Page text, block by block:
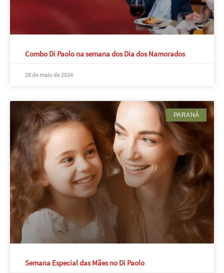
Combo Di Paolo na semana dos Dia dos Namorados
28 de maio de 2024
PARANÁ
Semana Especial das Mães no Di Paolo